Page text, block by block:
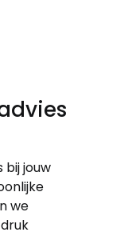
jouw
we